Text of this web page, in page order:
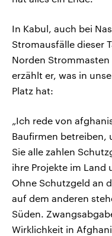
In Kabul, auch bei
Stromausfälle dieser
Norden Strommasten
erzählt er, was in
Platz hat:
„Ich rede von
Baufirmen betreiben,
Sie alle zahlen
ihre Projekte im
Ohne Schutzgeld an
auf dem anderen
Süden.
Wirklichkeit in